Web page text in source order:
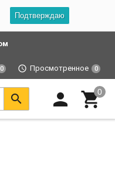
Подтверждаю
0 Просмотренное 0